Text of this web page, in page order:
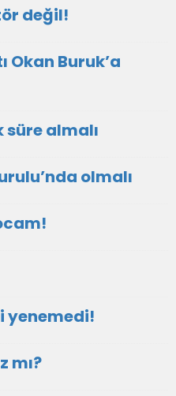
değil!
Okan Buruk’a
süre almalı
olmalı
yenemedi!
mı?